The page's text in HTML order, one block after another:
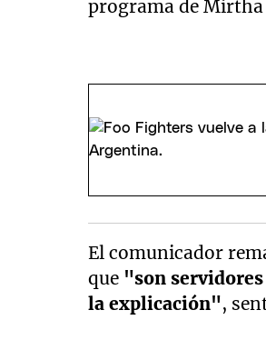
programa de
El comunicador
que "son
la explicación",